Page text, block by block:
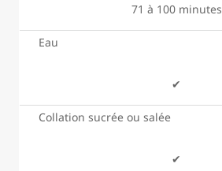
71 à 100 minutes
Eau
✔
Collation sucrée ou salée
✔